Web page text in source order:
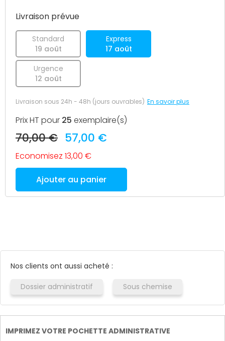
d'impression.
Livraison prévue
Standard
19 août
Express
17 août
Urgence
12 août
Livraison sous 24h - 48h (jours ouvrables) En savoir plus
Prix HT pour 25 exemplaire(s)
70,00 € 57,00 €
Economisez 13,00 €
Ajouter au panier
Nos clients ont aussi acheté :
Dossier administratif Sous chemise
IMPRIMEZ VOTRE POCHETTE ADMINISTRATIVE